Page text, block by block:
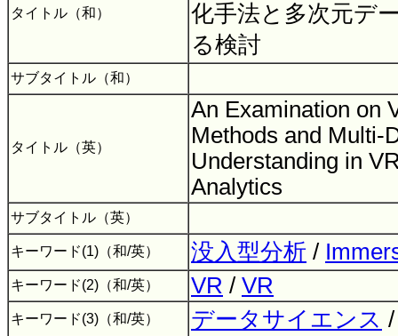
タイトル（和）
化手法と多次元デ
る検討
サブタイトル（和）
タイトル（英）
An Examination on
Methods and Multi-
Understanding in
Analytics
サブタイトル（英）
キーワード(1)（和/英） 没入型分析 /
キーワード(2)（和/英） VR / VR
キーワード(3)（和/英） データサイエンス